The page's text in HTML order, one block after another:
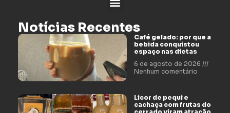
Notícias Recentes
Café gelado: por que a
bebida conquistou
espaço nas dietas
6 de agosto de 2026
Nenhum comentário
Licor de pequi e
cachaça com frutas do